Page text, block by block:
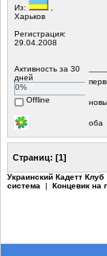
Из:
Харьков
Регистрация:
29.04.2008
Активность за 30
дней
0%
Offline
оба
Страниц: [1]
Украинский Кадетт Клуб
система | Концевик на